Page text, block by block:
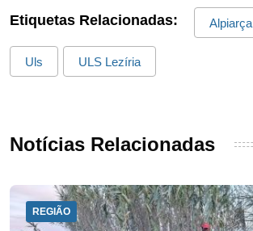
Etiquetas Relacionadas: Alpiarça
Uls ULS Lezíria
Notícias Relacionadas
REGIÃO